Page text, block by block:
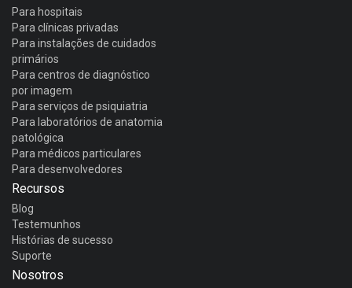
Para hospitais
Para clínicas privadas
Para instalações de cuidados
primários
Para centros de diagnóstico
por imagem
Para serviços de psiquiatria
Para laboratórios de anatomia
patológica
Para médicos particulares
Para desenvolvedores
Recursos
Blog
Testemunhos
Histórias de sucesso
Suporte
Nosotros